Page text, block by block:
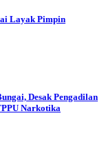
Layak Pimpin
Desak Pengadilan
Narkotika